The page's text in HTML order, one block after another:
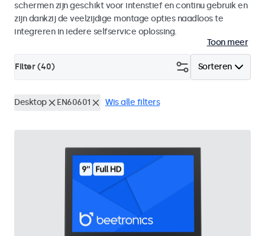
schermen zijn geschikt voor intenstief en continu gebruik en
zijn dankzij de veelzijdige montage opties naadloos te
integreren in iedere selfservice oplossing.
Toon meer
Sorteren
Filter (40)
Desktop EN60601 Wis alle filters